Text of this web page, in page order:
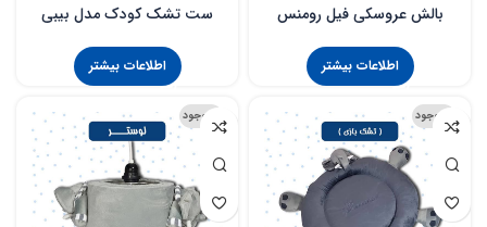
بالش عروسکی فیل رومنس
اطلاعات بیشتر
ست تشک کودک مدل بیبی
اطلاعات بیشتر
ناموجود ناموجود